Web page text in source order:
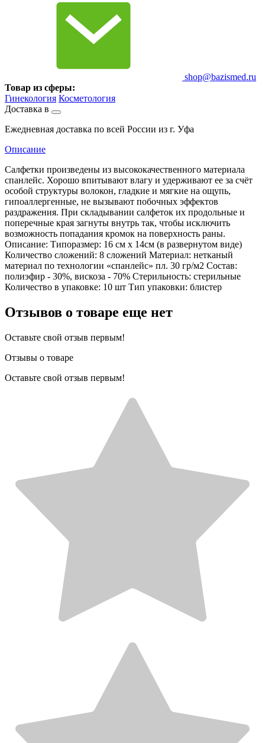
shop@bazismed.ru
Товар из сферы:
Гинекология Косметология
Доставка в
Ежедневная доставка по всей России из г. Уфа
Описание
Салфетки произведены из высококачественного материала
спанлейс. Хорошо впитывают влагу и удерживают ее за счёт
особой структуры волокон, гладкие и мягкие на ощупь,
гипоаллергенные, не вызывают побочных эффектов
раздражения. При складывании салфеток их продольные и
поперечные края загнуты внутрь так, чтобы исключить
возможность попадания кромок на поверхность раны.
Описание: Типоразмер: 16 см х 14см (в развернутом виде)
Количество сложений: 8 сложений Материал: нетканый
материал по технологии «спанлейс» пл. 30 гр/м2 Состав:
полиэфир - 30%, вискоза - 70% Стерильность: стерильные
Количество в упаковке: 10 шт Тип упаковки: блистер
Отзывов о товаре еще нет
Оставьте свой отзыв первым!
Отзывы о товаре
Оставьте свой отзыв первым!